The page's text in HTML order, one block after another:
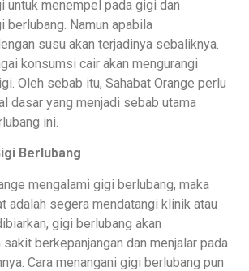
untuk menempel pada gigi dan
berlubang. Namun apabila
susu akan terjadinya sebaliknya.
konsumsi cair akan mengurangi
Oleh sebab itu, Sahabat Orange perlu
dasar yang menjadi sebab utama
ini.
Berlubang
mengalami gigi berlubang, maka
adalah segera mendatangi klinik atau
gigi berlubang akan
berkepanjangan dan menjalar pada
Cara menangani gigi berlubang pun